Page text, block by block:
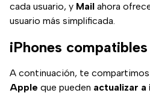
cada usuario, y Mail ahora
usuario más simplificada.
iPhones compatibles
A continuación, te
Apple que pueden actualizar a